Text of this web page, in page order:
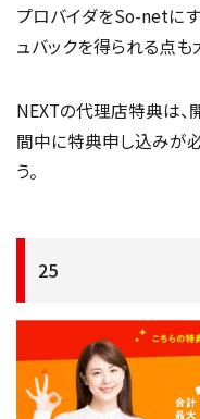
プロバイダをSo-netに
ュバックを得られる点も
NEXTの代理店特典は、
間中に特典申し込みが
う。
25